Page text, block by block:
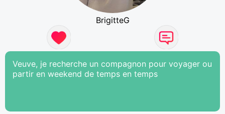
BrigitteG
Veuve, je recherche un compagnon pour voyager ou
partir en weekend de temps en temps